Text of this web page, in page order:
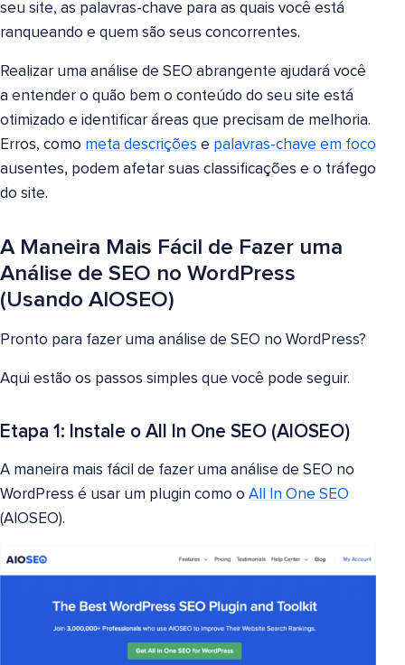
seu site, as palavras-chave para as quais você está
ranqueando e quem são seus concorrentes.
Realizar uma análise de SEO abrangente ajudará você
a entender o quão bem o conteúdo do seu site está
otimizado e identificar áreas que precisam de melhoria.
Erros, como meta descrições e palavras-chave em foco
ausentes, podem afetar suas classificações e o tráfego
do site.
A Maneira Mais Fácil de Fazer uma
Análise de SEO no WordPress
(Usando AIOSEO)
Pronto para fazer uma análise de SEO no WordPress?
Aqui estão os passos simples que você pode seguir.
Etapa 1: Instale o All In One SEO (AIOSEO)
A maneira mais fácil de fazer uma análise de SEO no
WordPress é usar um plugin como o All In One SEO
(AIOSEO).